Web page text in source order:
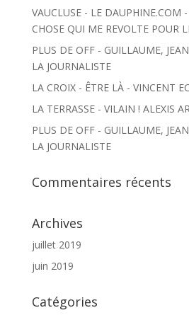
VAUCLUSE - LE DAUPHINE.COM -
CHOSE QUI ME REVOLTE POUR
PLUS DE OFF - GUILLAUME,
LA JOURNALISTE
LA CROIX - ÊTRE LÀ - VINCENT
LA TERRASSE - VILAIN ! ALEXIS
PLUS DE OFF - GUILLAUME,
LA JOURNALISTE
Commentaires récents
Archives
juillet 2019
juin 2019
Catégories